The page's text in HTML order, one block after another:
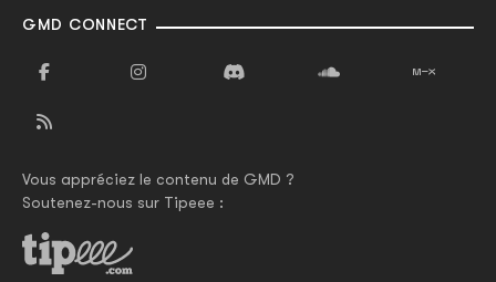
GMD CONNECT
Vous appréciez le contenu de GMD ?
Soutenez-nous sur Tipeee :